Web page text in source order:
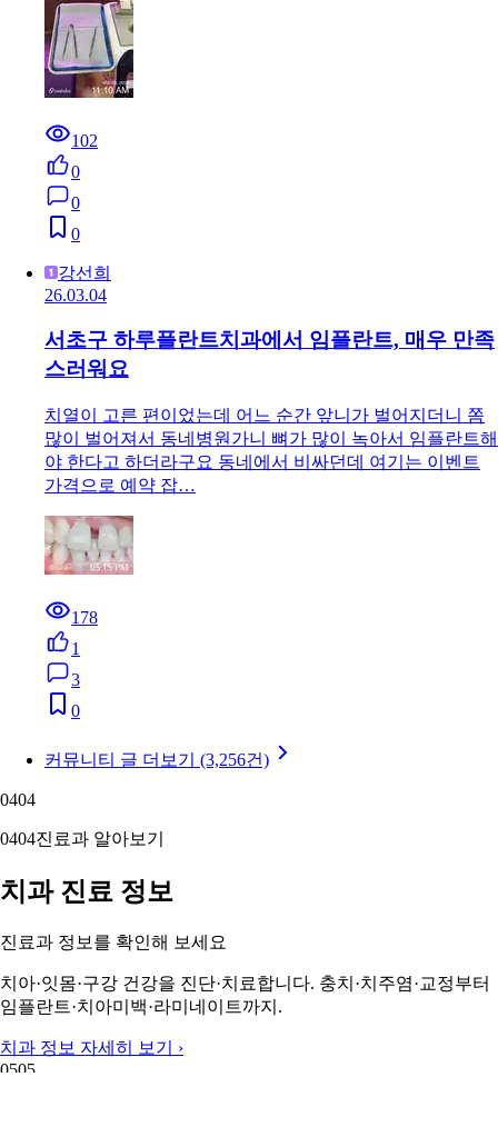
102
0
0
0
강선희
26.03.04
서초구 하루플란트치과에서 임플란트, 매우 만족
스러워요
치열이 고른 편이었는데 어느 순간 앞니가 벌어지더니 쫌
많이 벌어져서 동네병원가니 뼈가 많이 녹아서 임플란트해
야 한다고 하더라구요 동네에서 비싸던데 여기는 이벤트
가격으로 예약 잡…
178
1
3
0
커뮤니티 글 더보기 (3,256건)
0404
0404진료과 알아보기
치과 진료 정보
진료과 정보를 확인해 보세요
치아·잇몸·구강 건강을 진단·치료합니다. 충치·치주염·교정부터
임플란트·치아미백·라미네이트까지.
치과 정보 자세히 보기 ›
0505